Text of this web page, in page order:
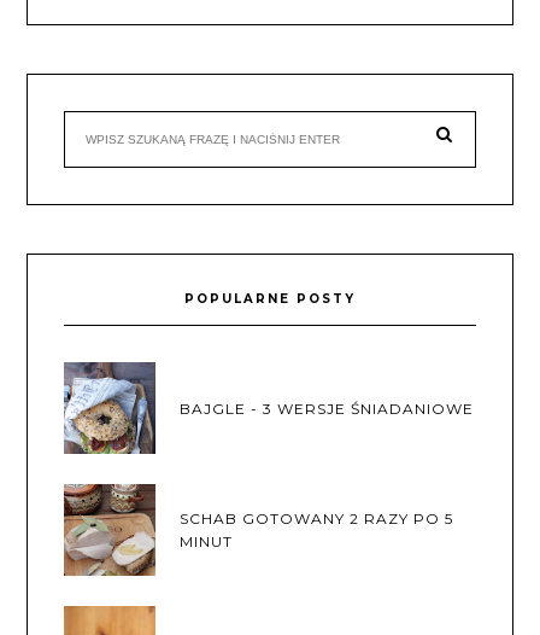
POPULARNE POSTY
BAJGLE - 3 WERSJE ŚNIADANIOWE
SCHAB GOTOWANY 2 RAZY PO 5
MINUT